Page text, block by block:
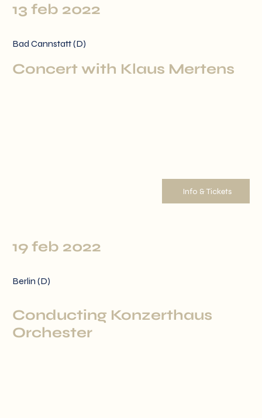
13 feb 2022
Bad Cannstatt (D)
Concert with Klaus Mertens
Info & Tickets
19 feb 2022
Berlin (D)
Conducting Konzerthaus
Orchester